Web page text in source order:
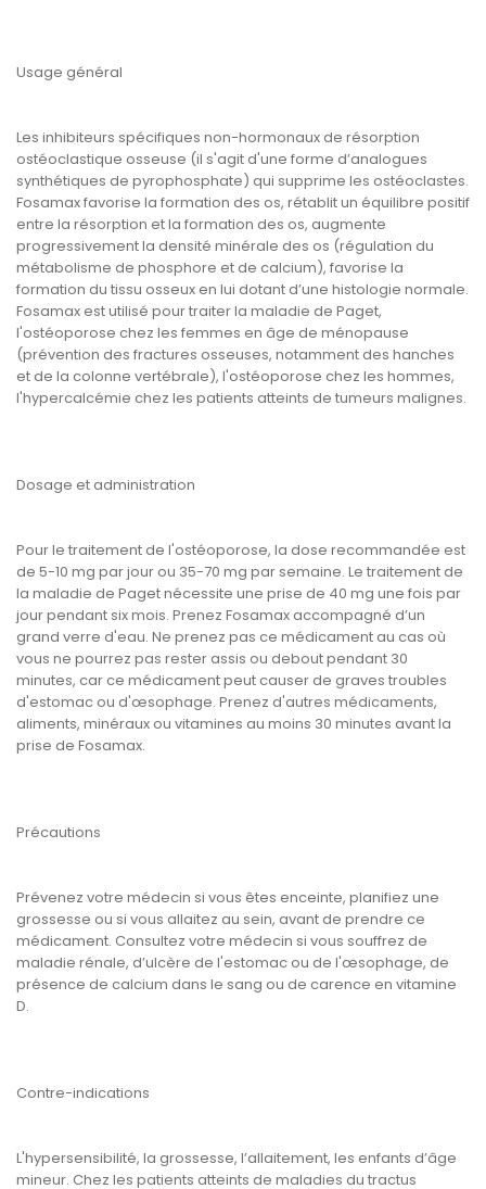
Usage général
Les inhibiteurs spécifiques non-hormonaux de résorption
ostéoclastique osseuse (il s'agit d'une forme d’analogues
synthétiques de pyrophosphate) qui supprime les ostéoclastes.
Fosamax favorise la formation des os, rétablit un équilibre positif
entre la résorption et la formation des os, augmente
progressivement la densité minérale des os (régulation du
métabolisme de phosphore et de calcium), favorise la
formation du tissu osseux en lui dotant d’une histologie normale.
Fosamax est utilisé pour traiter la maladie de Paget,
l'ostéoporose chez les femmes en âge de ménopause
(prévention des fractures osseuses, notamment des hanches
et de la colonne vertébrale), l'ostéoporose chez les hommes,
l'hypercalcémie chez les patients atteints de tumeurs malignes.
Dosage et administration
Pour le traitement de l'ostéoporose, la dose recommandée est
de 5-10 mg par jour ou 35-70 mg par semaine. Le traitement de
la maladie de Paget nécessite une prise de 40 mg une fois par
jour pendant six mois. Prenez Fosamax accompagné d’un
grand verre d'eau. Ne prenez pas ce médicament au cas où
vous ne pourrez pas rester assis ou debout pendant 30
minutes, car ce médicament peut causer de graves troubles
d'estomac ou d'œsophage. Prenez d'autres médicaments,
aliments, minéraux ou vitamines au moins 30 minutes avant la
prise de Fosamax.
Précautions
Prévenez votre médecin si vous êtes enceinte, planifiez une
grossesse ou si vous allaitez au sein, avant de prendre ce
médicament. Consultez votre médecin si vous souffrez de
maladie rénale, d’ulcère de l'estomac ou de l'œsophage, de
présence de calcium dans le sang ou de carence en vitamine
D.
Contre-indications
L'hypersensibilité, la grossesse, l’allaitement, les enfants d’âge
mineur. Chez les patients atteints de maladies du tractus